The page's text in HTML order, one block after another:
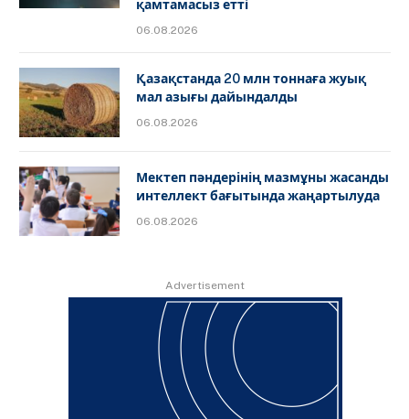
қамтамасыз етті
06.08.2026
Қазақстанда 20 млн тоннаға жуық
мал азығы дайындалды
06.08.2026
Мектеп пәндерінің мазмұны жасанды
интеллект бағытында жаңартылуда
06.08.2026
Advertisement